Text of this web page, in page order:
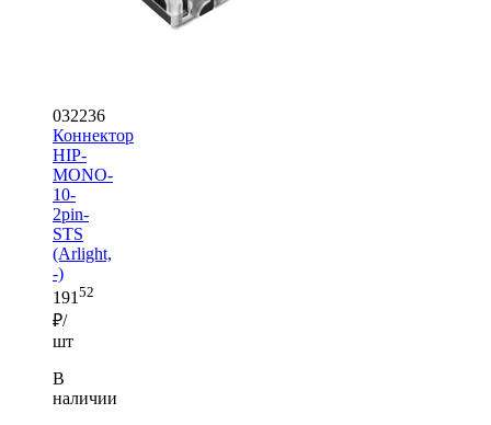
032236
Коннектор
HIP-
MONO-
10-
2pin-
STS
(Arlight,
-)
19152
₽/
шт
В
наличии